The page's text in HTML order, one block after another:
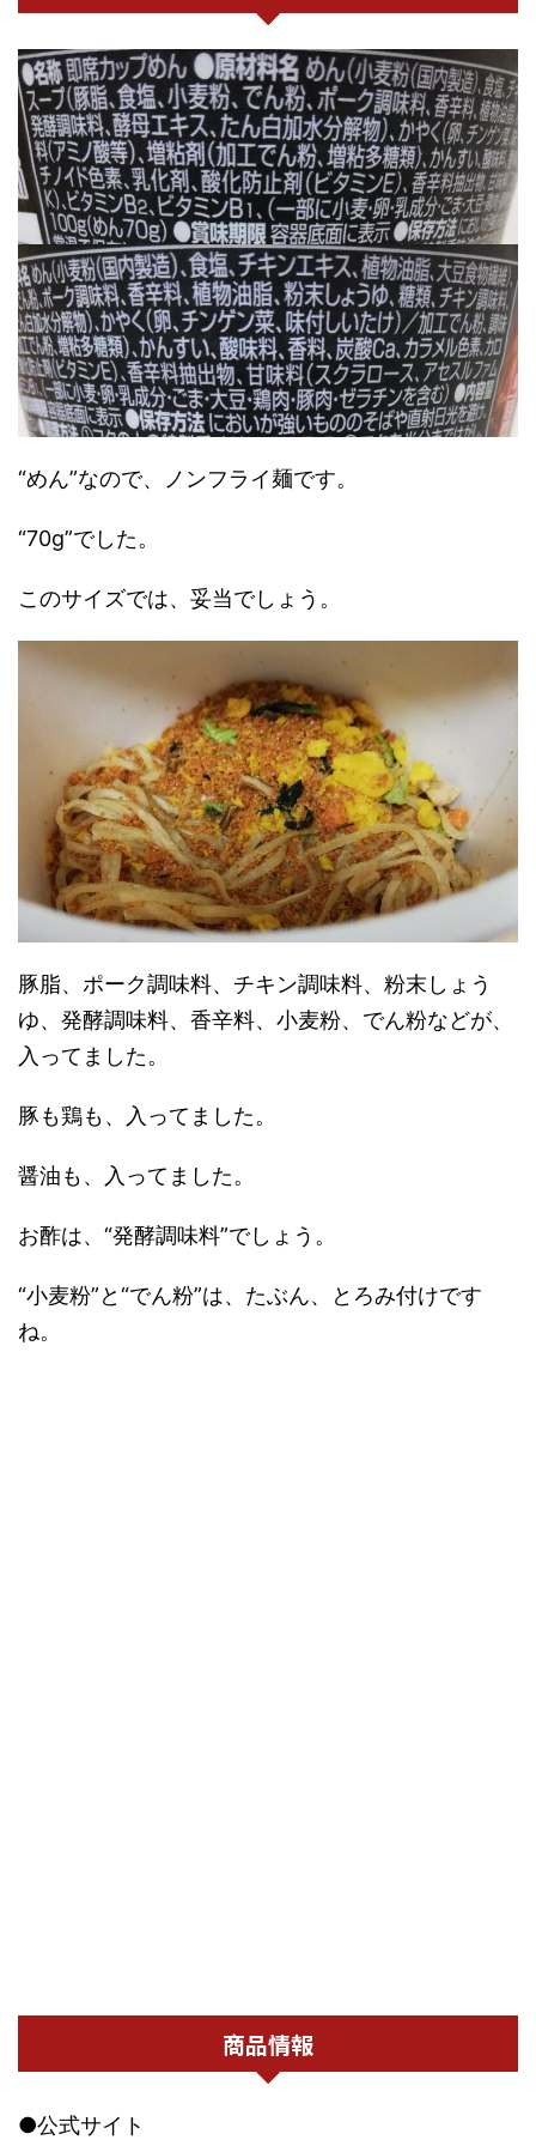
“めん”なので、ノンフライ麺です。
“70g”でした。
このサイズでは、妥当でしょう。
豚脂、ポーク調味料、チキン調味料、粉末しょう
ゆ、発酵調味料、香辛料、小麦粉、でん粉などが、
入ってました。
豚も鶏も、入ってました。
醤油も、入ってました。
お酢は、“発酵調味料”でしょう。
“小麦粉”と“でん粉”は、たぶん、とろみ付けです
ね。
商品情報
●公式サイト